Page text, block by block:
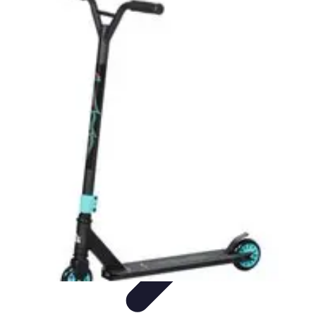
Astuces Rubik Cube
Astuces et TechniquesTechniques de Speedcubing
RésolutionTechniques et Astuces
Astuces Rubik Cube